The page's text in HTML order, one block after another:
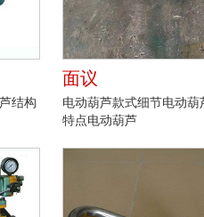
结构
面议
电动葫芦款式细节电动葫
特点电动葫芦